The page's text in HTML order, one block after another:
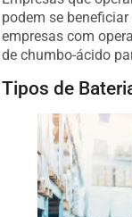
podem se
empresas com
de chumbo-ácido
Tipos de